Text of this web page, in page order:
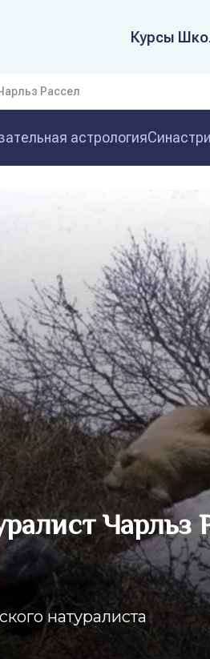
Курсы
Рассел
астрология
Чарльз
натуралиста